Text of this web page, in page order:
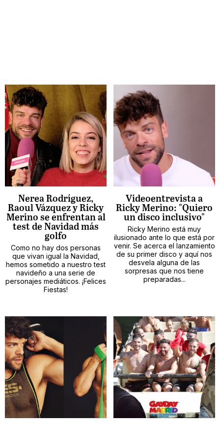
Nerea Rodríguez,
Raoul Vázquez y Ricky
Merino se enfrentan al
test de Navidad más
golfo
Como no hay dos personas
que vivan igual la Navidad,
hemos sometido a nuestro test
navideño a una serie de
personajes mediáticos. ¡Felices
Fiestas!
Videoentrevista a
Ricky Merino: "Quiero
un disco inclusivo"
Ricky Merino está muy
ilusionado ante lo que está por
venir. Se acerca el lanzamiento
de su primer disco y aquí nos
desvela alguna de las
sorpresas que nos tiene
preparadas...